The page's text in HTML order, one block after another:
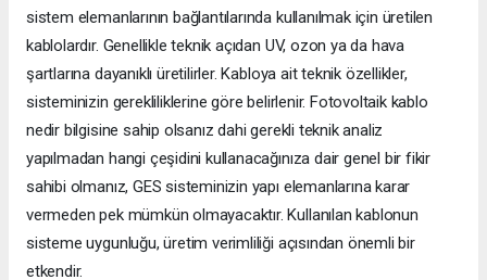
sistem elemanlarının bağlantılarında kullanılmak için üretilen
kablolardır. Genellikle teknik açıdan UV, ozon ya da hava
şartlarına dayanıklı üretilirler. Kabloya ait teknik özellikler,
sisteminizin gerekliliklerine göre belirlenir. Fotovoltaik kablo
nedir bilgisine sahip olsanız dahi gerekli teknik analiz
yapılmadan hangi çeşidini kullanacağınıza dair genel bir fikir
sahibi olmanız, GES sisteminizin yapı elemanlarına karar
vermeden pek mümkün olmayacaktır. Kullanılan kablonun
sisteme uygunluğu, üretim verimliliği açısından önemli bir
etkendir.